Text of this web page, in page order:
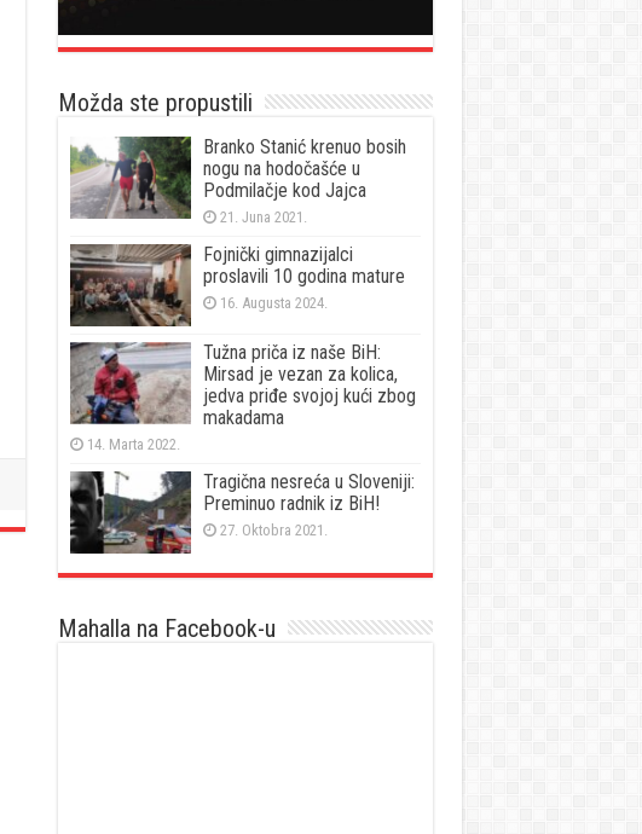
Možda ste propustili
Branko Stanić krenuo bosih
nogu na hodočašće u
Podmilačje kod Jajca
21. Juna 2021.
Fojnički gimnazijalci
proslavili 10 godina mature
16. Augusta 2024.
Tužna priča iz naše BiH:
Mirsad je vezan za kolica,
jedva priđe svojoj kući zbog
makadama
14. Marta 2022.
Tragična nesreća u Sloveniji:
Preminuo radnik iz BiH!
27. Oktobra 2021.
Mahalla na Facebook-u